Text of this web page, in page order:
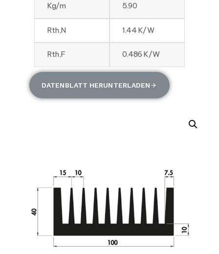
Kg/m 5.90
Rth,N 1.44 K/W
Rth,F 0.486 K/W
DATENBLATT HERUNTERLADEN